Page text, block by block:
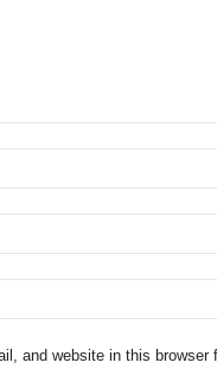
and website in this